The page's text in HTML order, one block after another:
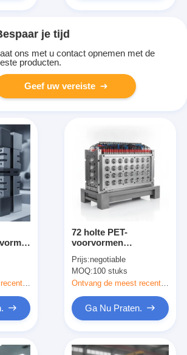
je tijd
ons met u contact opnemen met de
producten.
Geef uw vereiste
Ontvang de meest recente Prijs
72 holte PET-
voorvormen
Hot Runner-systeem
voor PCO 1881/1810
nekstandaard
Prijs:negotiable
MOQ:100 stuks
Ga Nu Praten.